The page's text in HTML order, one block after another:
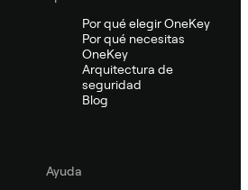
Por qué elegir OneKey
Por qué necesitas
OneKey
Arquitectura de
seguridad
Blog
Ayuda